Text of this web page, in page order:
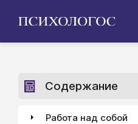
Содержание
Работа над собой